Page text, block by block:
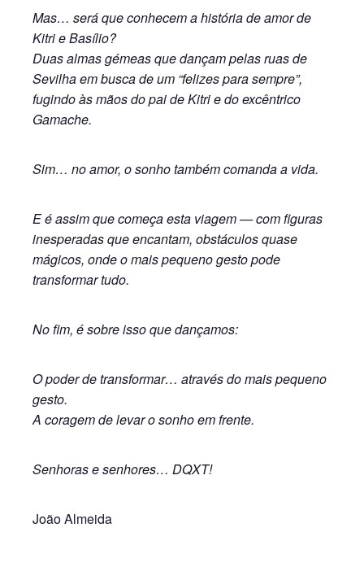
Mas… será que conhecem a história de amor de
Kitri e Basílio?
Duas almas gémeas que dançam pelas ruas de
Sevilha em busca de um “felizes para sempre”,
fugindo às mãos do pai de Kitri e do excêntrico
Gamache.
Sim… no amor, o sonho também comanda a vida.
E é assim que começa esta viagem — com figuras
inesperadas que encantam, obstáculos quase
mágicos, onde o mais pequeno gesto pode
transformar tudo.
No fim, é sobre isso que dançamos:
O poder de transformar… através do mais pequeno
gesto.
A coragem de levar o sonho em frente.
Senhoras e senhores… DQXT!
João Almeida